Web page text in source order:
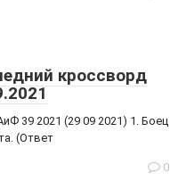
кроссворд
39 2021 (29 09 2021) 1. Боец
(Ответ
0